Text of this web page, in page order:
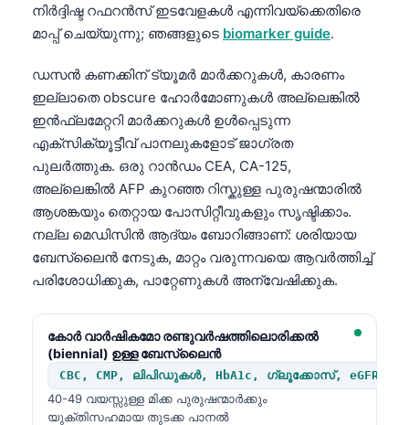
നിർദ്ദിഷ്ട റഫറൻസ് ഇടവേളകൾ എന്നിവയ്‌ക്കെതിരെ
മാപ്പ് ചെയ്യുന്നു; ഞങ്ങളുടെ biomarker guide.
ഡസൻ കണക്കിന് ട്യൂമർ മാർക്കറുകൾ, കാരണം
ഇല്ലാതെ obscure ഹോർമോണുകൾ അല്ലെങ്കിൽ
ഇൻഫ്ലമേറ്ററി മാർക്കറുകൾ ഉൾപ്പെടുന്ന
എക്സിക്യൂട്ടീവ് പാനലുകളോട് ജാഗ്രത
പുലർത്തുക. ഒരു റാൻഡം CEA, CA-125,
അല്ലെങ്കിൽ AFP കുറഞ്ഞ റിസ്കുള്ള പുരുഷന്മാരിൽ
ആശങ്കയും തെറ്റായ പോസിറ്റീവുകളും സൃഷ്ടിക്കാം.
നല്ല മെഡിസിൻ ആദ്യം ബോറിങ്ങാണ്: ശരിയായ
ബേസ്ലൈൻ നേടുക, മാറ്റം വരുന്നവയെ ആവർത്തിച്ച്
പരിശോധിക്കുക, പാറ്റേണുകൾ അന്വേഷിക്കുക.
കോർ വാർഷികമോ രണ്ടുവർഷത്തിലൊരിക്കൽ
(biennial) ഉള്ള ബേസ്ലൈൻ
CBC, CMP, ലിപിഡുകൾ, HbA1c, ഗ്ലൂക്കോസ്, eGFR
40-49 വയസ്സുള്ള മിക്ക പുരുഷന്മാർക്കും
യുക്തിസഹമായ തുടക്ക പാനൽ